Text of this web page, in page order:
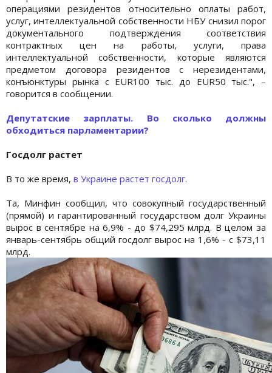
операциями резидентов относительно оплаты работ,
услуг, интеллектуальной собственности НБУ снизил порог
документального подтверждения соответствия
контрактных цен на работы, услуги, права
интеллектуальной собственности, которые являются
предметом договора резидентов с нерезидентами,
конъюнктуры рынка с EUR100 тыс. до EUR50 тыс.", –
говорится в сообщении.
Депутатские зарплаты. Во сколько должны
обходиться парламентарии?
Госдолг растет
В то же время, в Украине растет госдолг.
Та, Минфин сообщил, что совокупный государственный
(прямой) и гарантированный государством долг Украины
вырос в сентябре на 6,9% - до $74,295 млрд. В целом за
январь-сентябрь общий госдолг вырос на 1,6% - с $73,11
млрд.